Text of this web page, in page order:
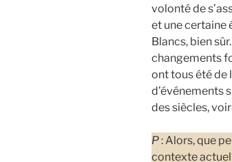
volonté de
et une certaine
Blancs, bien
changements
ont tous été de
d’événements
des siècles,
P: Alors, que
contexte